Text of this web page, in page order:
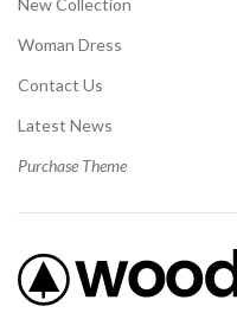
New Collection
Woman Dress
Contact Us
Latest News
Purchase Theme